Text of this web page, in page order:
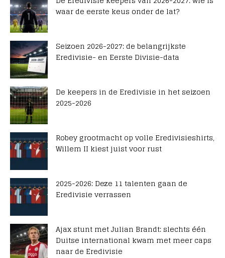
waar de eerste keus onder de lat?
Seizoen 2026-2027: de belangrijkste
Eredivisie- en Eerste Divisie-data
De keepers in de Eredivisie in het seizoen
2025-2026
Robey grootmacht op volle Eredivisieshirts,
Willem II kiest juist voor rust
2025-2026: Deze 11 talenten gaan de
Eredivisie verrassen
Ajax stunt met Julian Brandt: slechts één
Duitse international kwam met meer caps
naar de Eredivisie